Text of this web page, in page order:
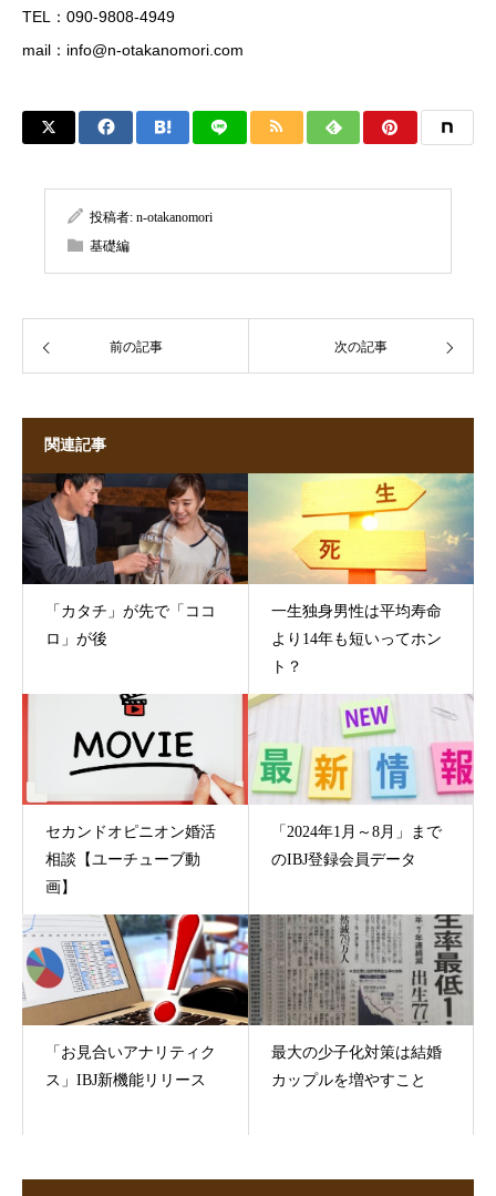
TEL：090-9808-4949
mail： info@n-otakanomori.com
投稿者: n-otakanomori
基礎編
前の記事 次の記事
関連記事
「カタチ」が先で「ココ
ロ」が後
一生独身男性は平均寿命
より14年も短いってホン
ト？
セカンドオピニオン婚活
相談【ユーチューブ動
画】
「2024年1月～8月」まで
のIBJ登録会員データ
「お見合いアナリティク
ス」IBJ新機能リリース
最大の少子化対策は結婚
カップルを増やすこと